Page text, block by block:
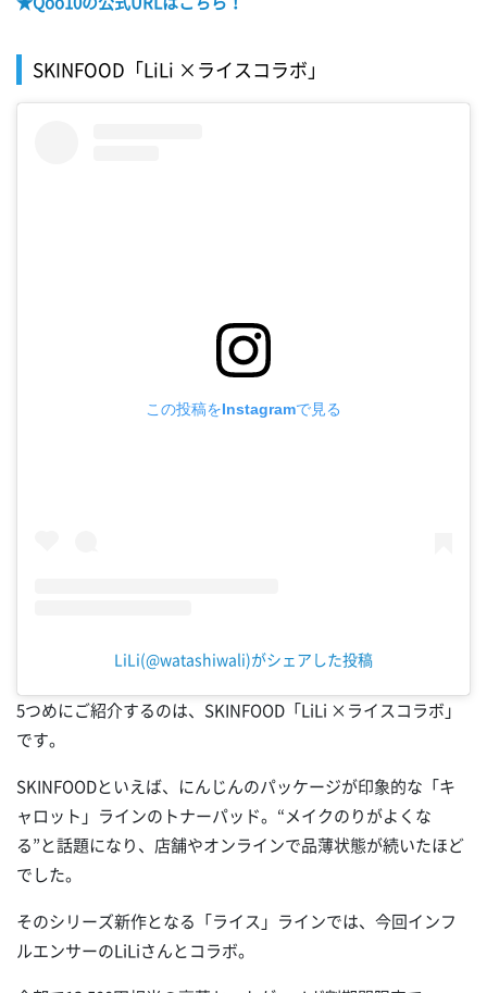
SKINFOOD「LiLi ×ライスコラボ」
この投稿をInstagramで見る
LiLi(@watashiwali)がシェアした投稿
5つめにご紹介するのは、SKINFOOD「LiLi ×ライスコラボ」
です。
SKINFOODといえば、にんじんのパッケージが印象的な「キ
ャロット」ラインのトナーパッド。“メイクのりがよくな
る”と話題になり、店舗やオンラインで品薄状態が続いたほど
でした。
そのシリーズ新作となる「ライス」ラインでは、今回インフ
ルエンサーのLiLiさんとコラボ。